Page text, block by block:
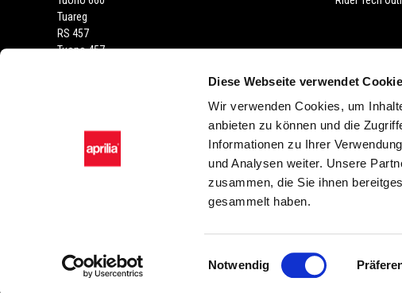
Diese Webseite verwendet
Wir verwenden Cookies, um
anbieten zu können und die
Informationen zu Ihrer
und Analysen weiter. Unsere
zusammen, die Sie ihnen
gesammelt haben.
Einwilligungsauswahl
Notwendig
Tuareg
RS 457
Tuono 457
SR GT 400
Piaggio & C. SpA Sede legale